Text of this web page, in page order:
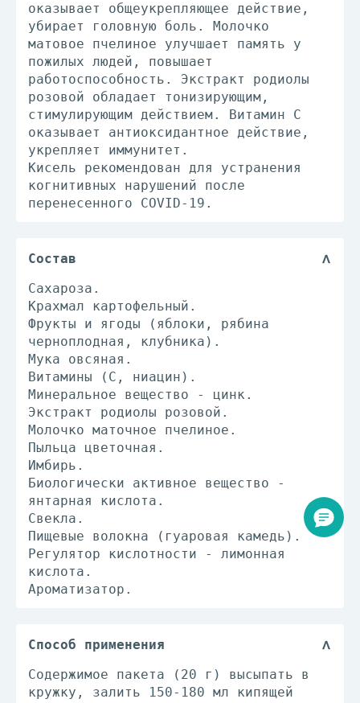
оказывает общеукрепляющее действие,
убирает головную боль. Молочко
матовое пчелиное улучшает память у
пожилых людей, повышает
работоспособность. Экстракт родиолы
розовой обладает тонизирующим,
стимулирующим действием. Витамин C
оказывает антиоксидантное действие,
укрепляет иммунитет.
Кисель рекомендован для устранения
когнитивных нарушений после
перенесенного COVID-19.
Состав
Сахароза.
Крахмал картофельный.
Фрукты и ягоды (яблоки, рябина
черноплодная, клубника).
Мука овсяная.
Витамины (С, ниацин).
Минеральное вещество - цинк.
Экстракт родиолы розовой.
Молочко маточное пчелиное.
Пыльца цветочная.
Имбирь.
Биологически активное вещество -
янтарная кислота.
Свекла.
Пищевые волокна (гуаровая камедь).
Регулятор кислотности - лимонная
кислота.
Ароматизатор.
Способ применения
Содержимое пакета (20 г) высыпать в
кружку, залить 150-180 мл кипящей